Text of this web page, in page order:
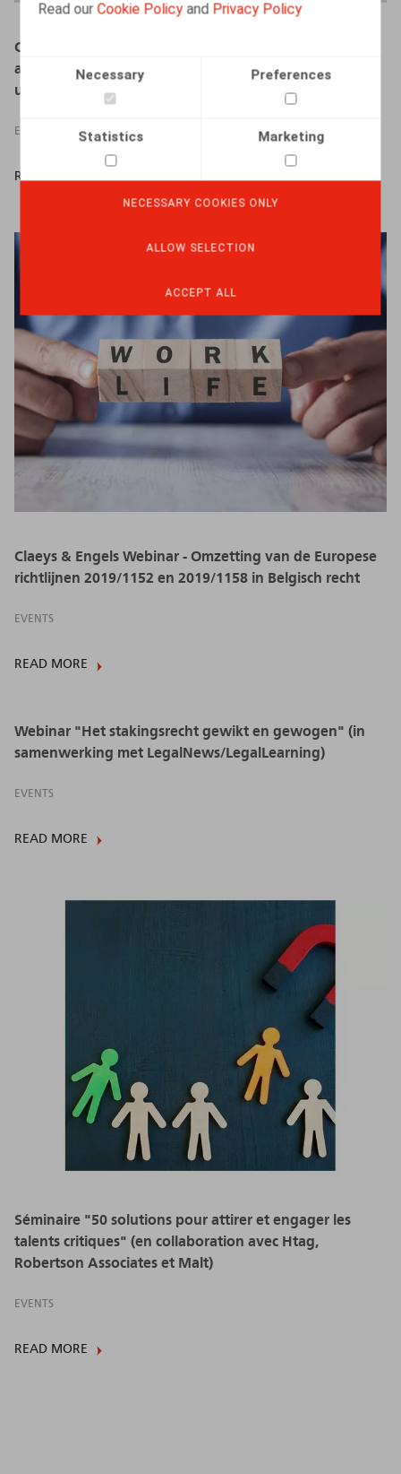
Read ourCookie Policyand Privacy Policy
Necessary Preferences
Statistics Marketing
NECESSARY COOKIES ONLY
ALLOW SELECTION
ACCEPT ALL
Claeys & Engels Webinar - Welke impact heeft de
aanpassing van re-integratie van langdurig zieken op
uw onderneming?
EVENTS
READ MORE
Claeys & Engels Webinar - Omzetting van de Europese
richtlijnen 2019/1152 en 2019/1158 in Belgisch recht
EVENTS
READ MORE
Webinar "Het stakingsrecht gewikt en gewogen" (in
samenwerking met LegalNews/LegalLearning)
EVENTS
READ MORE
Séminaire "50 solutions pour attirer et engager les
talents critiques" (en collaboration avec Htag,
Robertson Associates et Malt)
EVENTS
READ MORE